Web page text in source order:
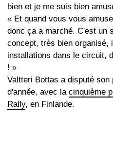
bien et je me suis bien
« Et quand vous vous
donc ça a marché. C'est un
concept, très bien organisé,
installations dans le circuit,
! »
Valtteri Bottas a disputé
d'année, avec la cinquième
Rally, en Finlande.